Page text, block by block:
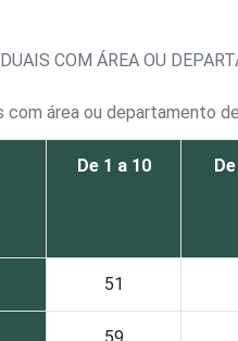
COM ÁREA OU
área ou departamento
De 1 a 10
51